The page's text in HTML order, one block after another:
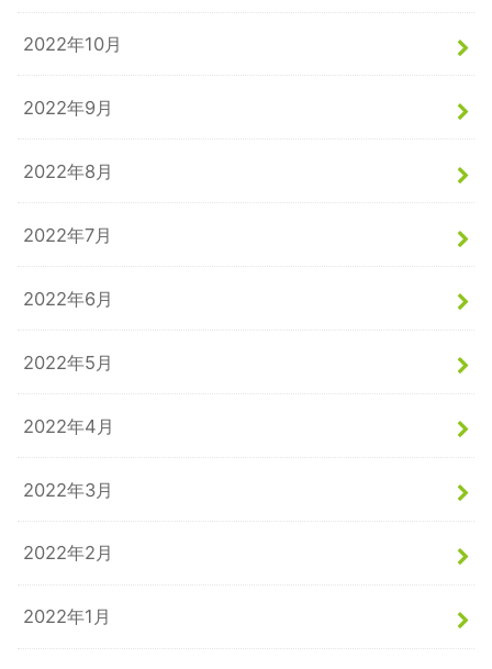
2022年10月
2022年9月
2022年8月
2022年7月
2022年6月
2022年5月
2022年4月
2022年3月
2022年2月
2022年1月